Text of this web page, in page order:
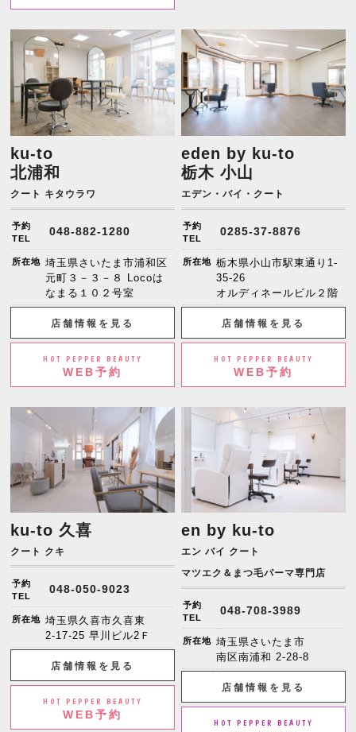
ku-to
北浦和
クート キタウラワ
予約
TEL
048-882-1280
所在地 埼玉県さいたま市浦和区
元町３－３－８ Locoは
なまる１０２号室
店舗情報を見る
HOT PEPPER BEAUTY
WEB予約
eden by ku-to
栃木 小山
エデン・バイ・クート
予約
TEL
0285-37-8876
所在地 栃木県小山市駅東通り1-
35-26
オルディネールビル２階
店舗情報を見る
HOT PEPPER BEAUTY
WEB予約
ku-to 久喜
クート クキ
予約
TEL
048-050-9023
所在地 埼玉県久喜市久喜東
2-17-25 早川ビル2Ｆ
店舗情報を見る
HOT PEPPER BEAUTY
WEB予約
en by ku-to
エン バイ クート
マツエク＆まつ毛パーマ専門店
予約
TEL
048-708-3989
所在地 埼玉県さいたま市
南区南浦和 2-28-8
店舗情報を見る
HOT PEPPER BEAUTY